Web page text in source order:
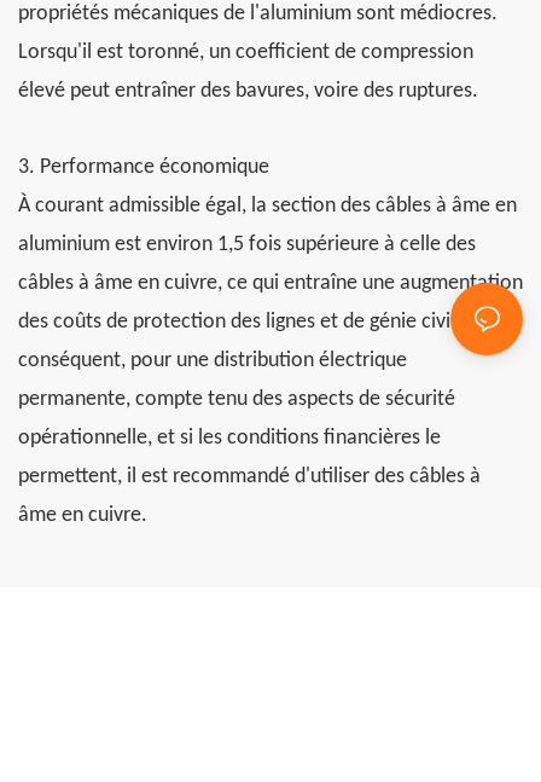
propriétés mécaniques de l'aluminium sont médiocres.
Lorsqu'il est toronné, un coefficient de compression
élevé peut entraîner des bavures, voire des ruptures.
3. Performance économique
À courant admissible égal, la section des câbles à âme en
aluminium est environ 1,5 fois supérieure à celle des
câbles à âme en cuivre, ce qui entraîne une augmentation
des coûts de protection des lignes et de génie civil. Par
conséquent, pour une distribution électrique
permanente, compte tenu des aspects de sécurité
opérationnelle, et si les conditions financières le
permettent, il est recommandé d'utiliser des câbles à
âme en cuivre.